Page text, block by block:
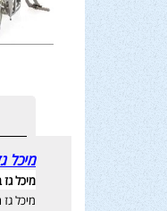
מיכל גז חד פעמי 190
מיכל
מיכל גז חד פעמי 190